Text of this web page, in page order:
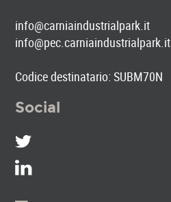
info@carniaindustrialpark.it
info@pec.carniaindustrialpark.it
Codice destinatario: SUBM70N
Social